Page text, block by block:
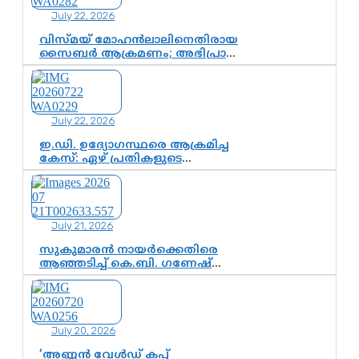
July 22, 2026
വിസ്മയ് മോഹൻലാലിനെതിരായ
സൈബർ ആക്രമണം; അഭിപ്രായ
സ്വാതന്ത്ര്യത്തെ നിശ്ശബ്ദമാക്കുന്ന
ഡിജിറ്റൽ ഗുണ്ടായിസത്തിന്
അറുതി വേണം
July 22, 2026
ഇ.ഡി. ഉദ്യോഗസ്ഥരെ ആക്രമിച്ച
കേസ്: ഏഴ് പ്രതികളുടെ
ജാമ്യാപേക്ഷ വീണ്ടും തള്ളി;
അന്വേഷണം തുടരാൻ കോടതി
അനുമതി
July 21, 2026
സുകുമാരൻ നായർക്കെതിരെ
ആഞ്ഞടിച്ച് കെ.ബി. ഗണേഷ്
കുമാർ, വി.ഡി. സതീശന് പൂർണ
പിന്തുണ
July 20, 2026
‘അണ്ണൻ വേൾഡ് കപ്പ്